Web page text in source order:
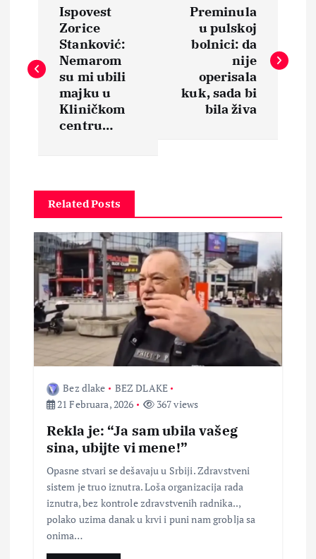
v
a
č
Ispovest
Zorice
Stanković:
Nemarom
su mi ubili
majku u
Kliničkom
centru…
Preminula
u pulskoj
bolnici: da
nije
operisala
kuk, sada bi
bila živa
Related Posts
Bez dlake
BEZ DLAKE
21 Februara, 2026
367 views
Rekla je: “Ja sam ubila vašeg
sina, ubijte vi mene!”
Opasne stvari se dešavaju u Srbiji. Zdravstveni
sistem je truo iznutra. Loša organizacija rada
iznutra, bez kontrole zdravstvenih radnika..,
polako uzima danak u krvi i puni nam groblja sa
onima…